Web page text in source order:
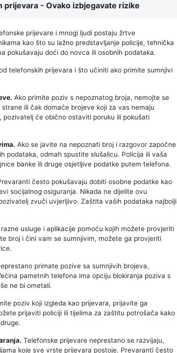
prijevara - Ovako izbjegavate rizike
prijevare i mnogi ljudi postaju žrtve
kao što su lažno predstavljanje policije, tehnička
pokušavaju doći do novca ili osobnih podataka.
telefonskih prijevara i što učiniti ako primite sumnjivi
Ako primite poziv s nepoznatog broja, nemojte se
ili čak domaće brojeve koji za vas nemaju
pozivatelj će obično ostaviti poruku ili pokušati
Ako se javite na nepoznati broj i razgovor započne
podataka, odmah spustite slušalicu. Policija ili vaša
banke ili druge osjetljive podatke putem telefona.
često pokušavaju dobiti osobne podatke kao
socijalnog osiguranja. Nikada ne dijelite ovu
zvuči uvjerljivo. Zaštita vaših podataka najbolji
usluge i aplikacije pomoću kojih možete provjeriti
broj i čini vam se sumnjivim, možete ga provjeriti
primate pozive sa sumnjivih brojeva,
pametnih telefona ima opciju blokiranja poziva s
ne bi ometali.
poziv koji izgleda kao prijevara, prijavite ga
prijaviti policiji ili tijelima za zaštitu potrošača kako
Telefonske prijevare neprestano se razvijaju,
koje sve vrste prijevara postoje. Prevaranti često